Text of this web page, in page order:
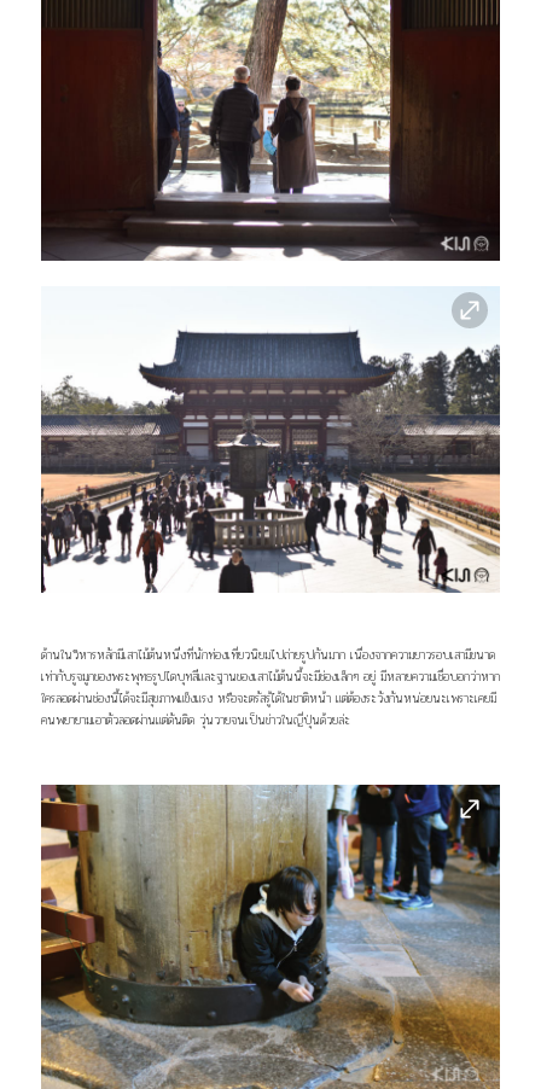
ด้านในวิหารหลักมีเสาไม้ต้นหนึ่งที่นักท่องเที่ยวนิยมไปถ่ายรูปกันมาก เนื่องจากความยาวรอบเสามีขนาด
เท่ากับรูจมูกของพระพุทธรูปไดบุทสึและฐานของเสาไม้ต้นนี้จะมีช่องเล็กๆ อยู่ มีหลายความเชื่อบอกว่าหาก
ใครลอดผ่านช่องนี้ได้จะมีสุขภาพแข็งแรง หรือจะตรัสรู้ได้ในชาติหน้า แต่ต้องระวังกันหน่อยนะเพราะเคยมี
คนพยายามเอาตัวลอดผ่านแต่ดันติด วุ่นวายจนเป็นข่าวในญี่ปุ่นด้วยล่ะ